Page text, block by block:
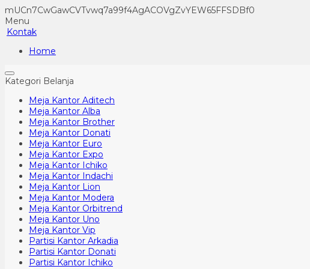
mUCn7CwGawCVTvwq7a99f4AgACOVgZvYEW65FFSDBf0
Menu
Kontak
Home
Kategori Belanja
Meja Kantor Aditech
Meja Kantor Alba
Meja Kantor Brother
Meja Kantor Donati
Meja Kantor Euro
Meja Kantor Expo
Meja Kantor Ichiko
Meja Kantor Indachi
Meja Kantor Lion
Meja Kantor Modera
Meja Kantor Orbitrend
Meja Kantor Uno
Meja Kantor Vip
Partisi Kantor Arkadia
Partisi Kantor Donati
Partisi Kantor Ichiko